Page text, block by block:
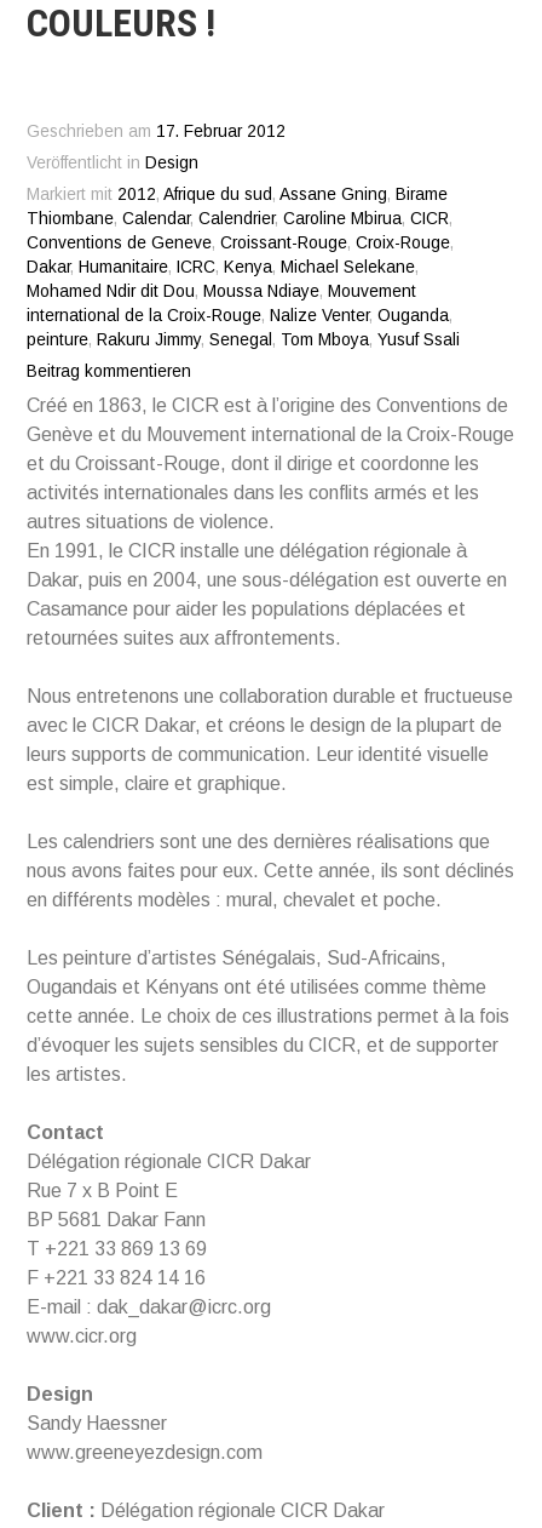
COULEURS !
Geschrieben am 17. Februar 2012
Veröffentlicht in Design
Markiert mit 2012,Afrique du sud ,Assane Gning, Birame
Thiombane,Calendar,Calendrier,Caroline Mbirua,CICR,
Conventions de Geneve,Croissant-Rouge,Croix-Rouge,
Dakar, Humanitaire, ICRC, Kenya, Michael Selekane,
Mohamed Ndir dit Dou, Moussa Ndiaye, Mouvement
international de la Croix-Rouge, Nalize Venter,Ouganda,
peinture, Rakuru Jimmy,Senegal , Tom Mboya,Yusuf Ssali
Beitrag kommentieren
Créé en 1863, le CICR est à l’origine des Conventions de
Genève et du Mouvement international de la Croix-Rouge
et du Croissant-Rouge, dont il dirige et coordonne les
activités internationales dans les conflits armés et les
autres situations de violence.
En 1991, le CICR installe une délégation régionale à
Dakar, puis en 2004, une sous-délégation est ouverte en
Casamance pour aider les populations déplacées et
retournées suites aux affrontements.
Nous entretenons une collaboration durable et fructueuse
avec le CICR Dakar, et créons le design de la plupart de
leurs supports de communication. Leur identité visuelle
est simple, claire et graphique.
Les calendriers sont une des dernières réalisations que
nous avons faites pour eux. Cette année, ils sont déclinés
en différents modèles : mural, chevalet et poche.
Les peinture d’artistes Sénégalais, Sud-Africains,
Ougandais et Kényans ont été utilisées comme thème
cette année. Le choix de ces illustrations permet à la fois
d’évoquer les sujets sensibles du CICR, et de supporter
les artistes.
Contact
Délégation régionale CICR Dakar
Rue 7 x B Point E
BP 5681 Dakar Fann
T +221 33 869 13 69
F +221 33 824 14 16
E-mail : dak_dakar@icrc.org
www.cicr.org
Design
Sandy Haessner
www.greeneyezdesign.com
Client : Délégation régionale CICR Dakar